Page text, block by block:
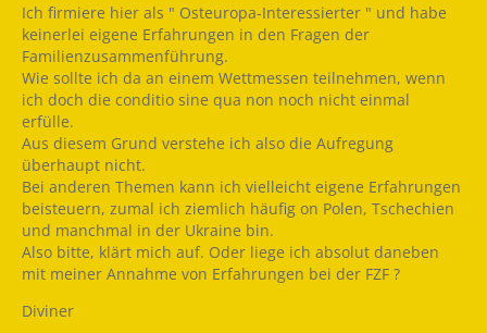
Ich firmiere hier als " Osteuropa-Interessierter " und habe
keinerlei eigene Erfahrungen in den Fragen der
Familienzusammenführung.
Wie sollte ich da an einem Wettmessen teilnehmen, wenn
ich doch die conditio sine qua non noch nicht einmal
erfülle.
Aus diesem Grund verstehe ich also die Aufregung
überhaupt nicht.
Bei anderen Themen kann ich vielleicht eigene Erfahrungen
beisteuern, zumal ich ziemlich häufig on Polen, Tschechien
und manchmal in der Ukraine bin.
Also bitte, klärt mich auf. Oder liege ich absolut daneben
mit meiner Annahme von Erfahrungen bei der FZF ?
Diviner